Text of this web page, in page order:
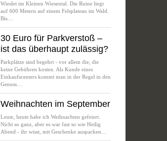
Wieslet im Kleinen Wiesental. Die Ruine liegt
auf 600 Metern auf einem Felsplateau im Wald.
Bis…
30 Euro für Parkverstoß –
ist das überhaupt zulässig?
Parkplätze sind begehrt - vor allem die, die
keine Gebühren kosten. Als Kunde eines
Einkaufscenters kommt man in der Regel in den
Genuss…
Weihnachten im September
Leute, heute habe ich Weihnachten gefeiert.
Nicht so ganz, aber es war fast so wie Heilig
Abend - ihr wisst, mit Geschenke auspacken…